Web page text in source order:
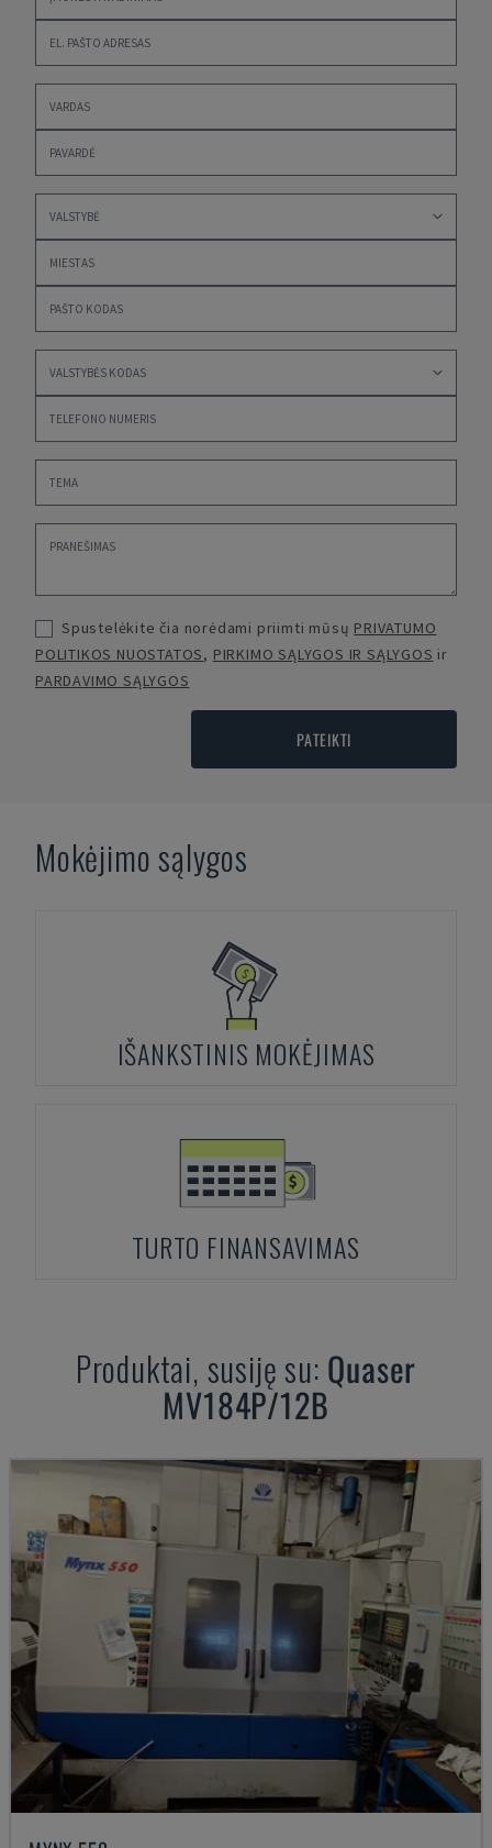
Spustelėkite čia norėdami priimti mūsų PRIVATUMO
POLITIKOS NUOSTATOS, PIRKIMO SĄLYGOS IR SĄLYGOS ir
PARDAVIMO SĄLYGOS
PATEIKTI
Mokėjimo sąlygos
IŠANKSTINIS MOKĖJIMAS
TURTO FINANSAVIMAS
Produktai, susiję su: Quaser
MV184P/12B